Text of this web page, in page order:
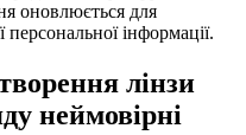
оновлюється для
інформації.
лінзи
неймовірні